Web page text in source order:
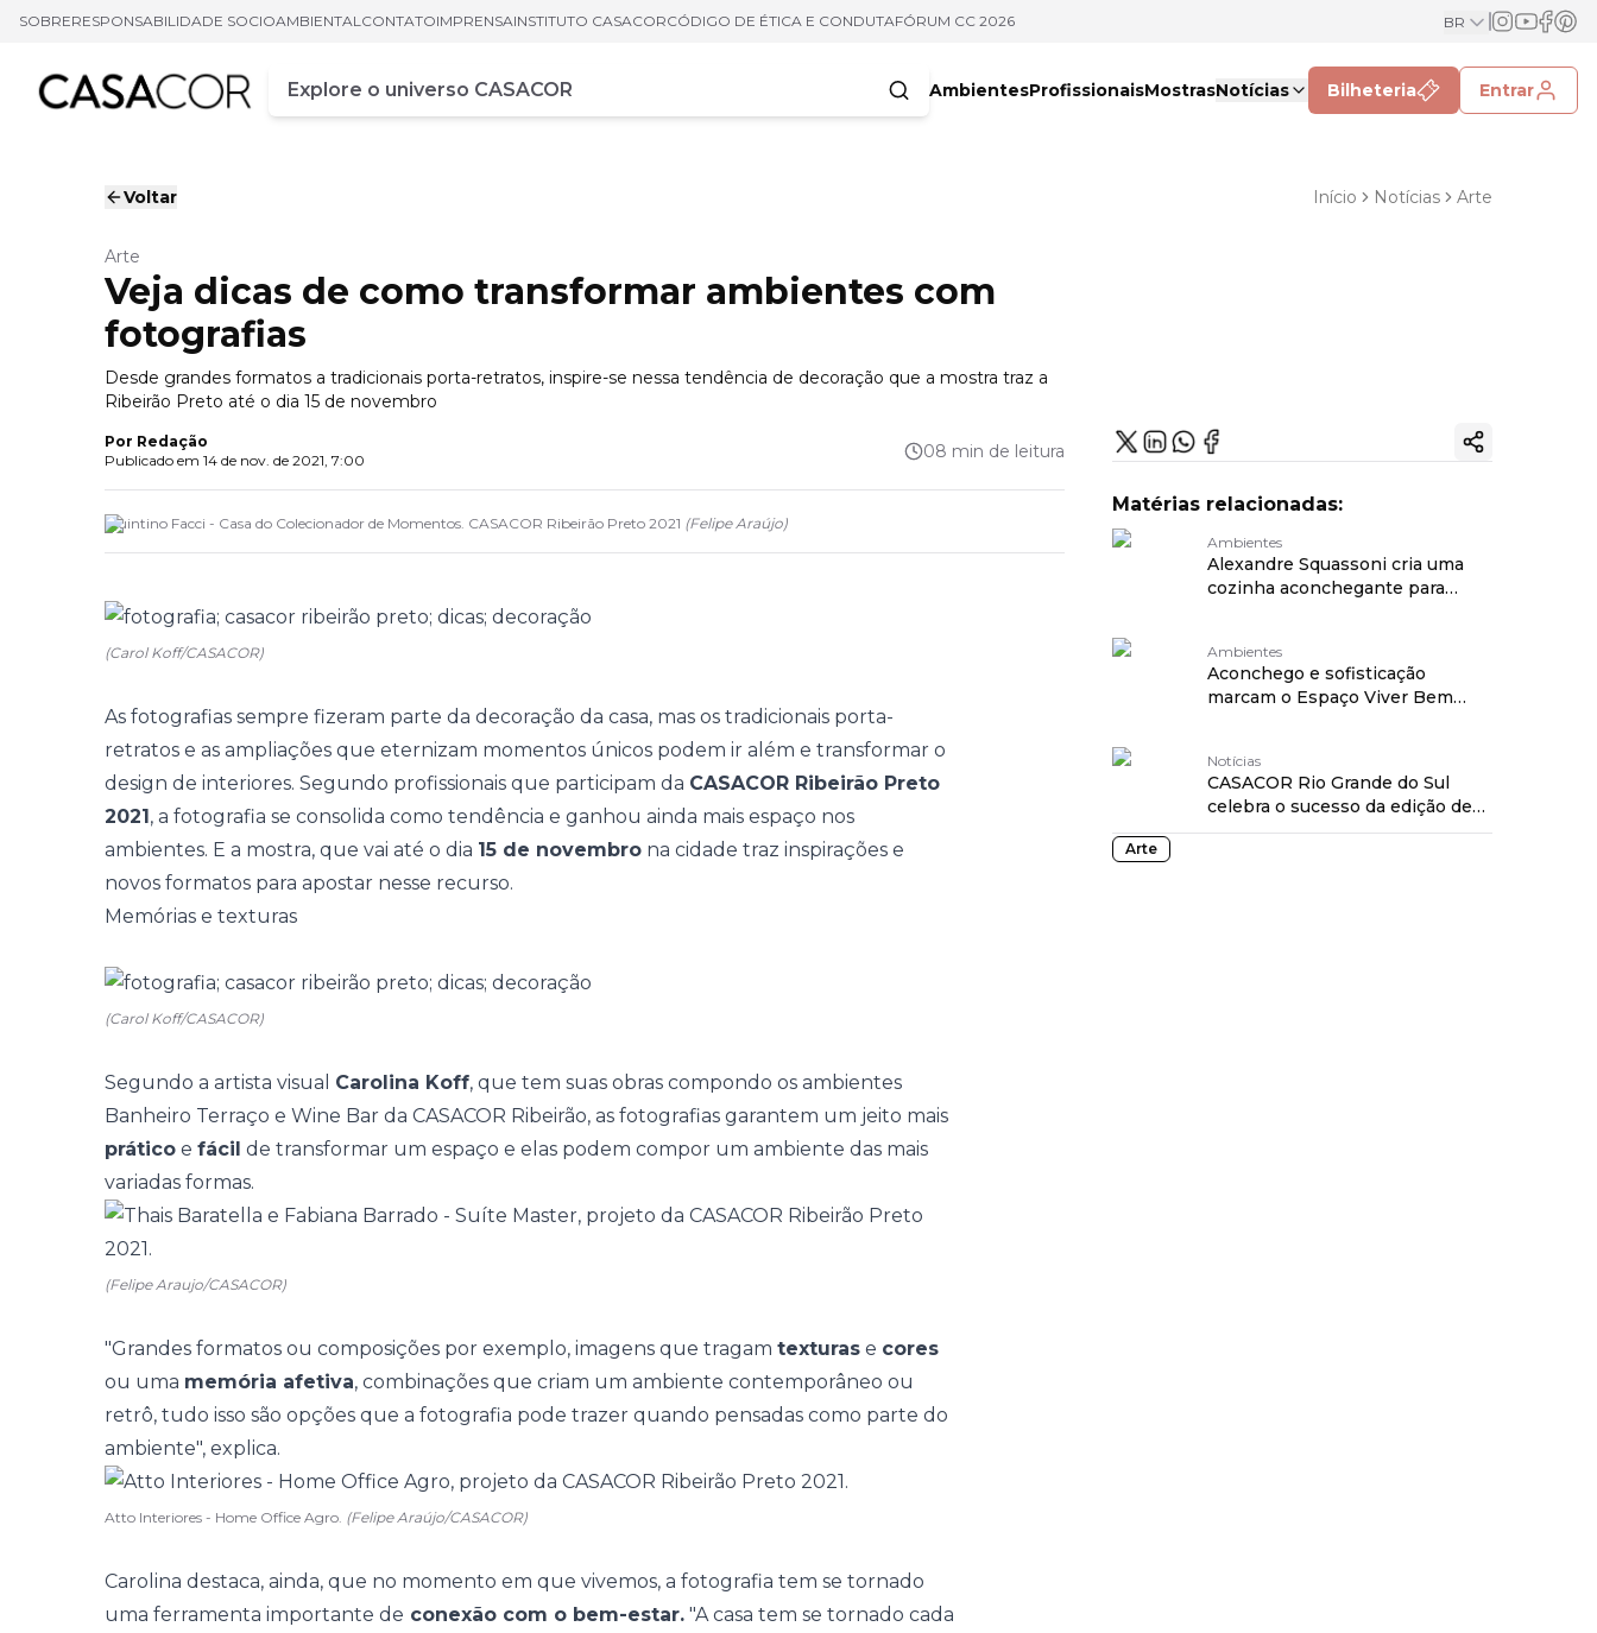
SOBRERESPONSABILIDADE SOCIOAMBIENTALCONTATOIMPRENSAINSTITUTO CASACORCÓDIGO DE ÉTICA E CONDUTAFÓRUM CC 2026 BR
Campo de busca
Digite pelo menos três caracteres
AmbientesProfissionaisMostrasNotícias Bilheteria Entrar
Voltar Início Notícias Arte
Arte
Veja dicas de como transformar ambientes com
fotografias
Desde grandes formatos a tradicionais porta-retratos, inspire-se nessa tendência de decoração que a mostra traz a
Ribeirão Preto até o dia 15 de novembro
Por Redação
Publicado em 14 de nov. de 2021, 7:00 08 min de leitura
Quintino Facci - Casa do Colecionador de Momentos. CASACOR Ribeirão Preto 2021 (Felipe Araújo)
(Carol Koff/CASACOR)
As fotografias sempre fizeram parte da decoração da casa, mas os tradicionais porta-
retratos e as ampliações que eternizam momentos únicos podem ir além e transformar o
design de interiores. Segundo profissionais que participam da CASACOR Ribeirão Preto
2021, a fotografia se consolida como tendência e ganhou ainda mais espaço nos
ambientes. E a mostra, que vai até o dia 15 de novembro na cidade traz inspirações e
novos formatos para apostar nesse recurso.
Memórias e texturas
(Carol Koff/CASACOR)
Segundo a artista visual Carolina Koff, que tem suas obras compondo os ambientes
Banheiro Terraço e Wine Bar da CASACOR Ribeirão, as fotografias garantem um jeito mais
prático e fácil de transformar um espaço e elas podem compor um ambiente das mais
variadas formas.
(Felipe Araujo/CASACOR)
"Grandes formatos ou composições por exemplo, imagens que tragam texturas e cores
ou uma memória afetiva, combinações que criam um ambiente contemporâneo ou
retrô, tudo isso são opções que a fotografia pode trazer quando pensadas como parte do
ambiente", explica.
Atto Interiores - Home Office Agro. (Felipe Araújo/CASACOR)
Carolina destaca, ainda, que no momento em que vivemos, a fotografia tem se tornado
uma ferramenta importante de conexão com o bem-estar. "A casa tem se tornado cada
Copiar link
Matérias relacionadas:
Ambientes
Alexandre Squassoni cria uma
cozinha aconchegante para
Ambientes
Aconchego e sofisticação
marcam o Espaço Viver Bem
Notícias
CASACOR Rio Grande do Sul
celebra o sucesso da edição de
2021
Arte